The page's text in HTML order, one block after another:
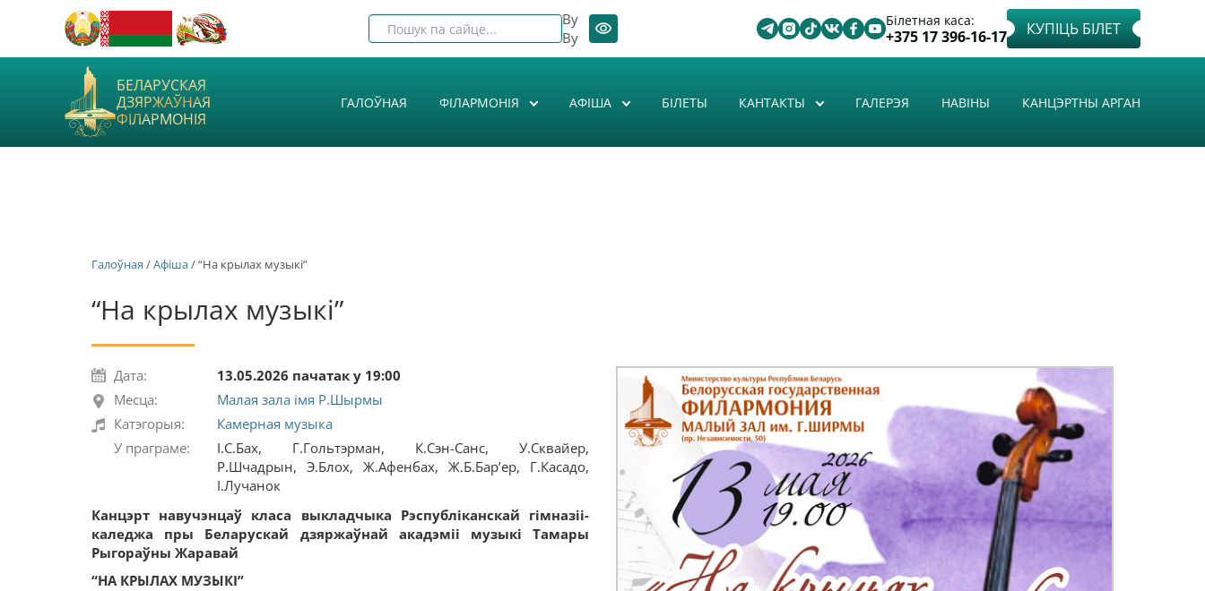
Білетная каса:
+375 17 396-16-17 КУПІЦЬ БІЛЕТ
By
By
БЕЛАРУСКАЯ
ДЗЯРЖАЎНАЯ
ФІЛАРМОНІЯ
ГАЛОЎНАЯ ФІЛАРМОНІЯ АФIША БІЛЕТЫ КАНТАКТЫ ГАЛЕРЭЯ НАВІНЫ КАНЦЭРТНЫ АРГАН
Галоўная /Афiша/ “На крылах музыкі”
“На крылах музыкі”
Дата:
13.05.2026 пачатак у 19:00
Месца:
Малая зала імя Р.Шырмы
Катэгорыя:
Камерная музыка
У праграме:
І.С.Бах, Г.Гольтэрман, К.Сэн-Санс, У.Сквайер,
Р.Шчадрын, Э.Блох, Ж.Афенбах, Ж.Б.Бар’ер, Г.Касадо,
І.Лучанок
Канцэрт навучэнцаў класа выкладчыка Рэспубліканскай гімназіі-
каледжа пры Беларускай дзяржаўнай акадэміі музыкі Тамары
Рыгораўны Жаравай
“НА КРЫЛАХ МУЗЫКІ”